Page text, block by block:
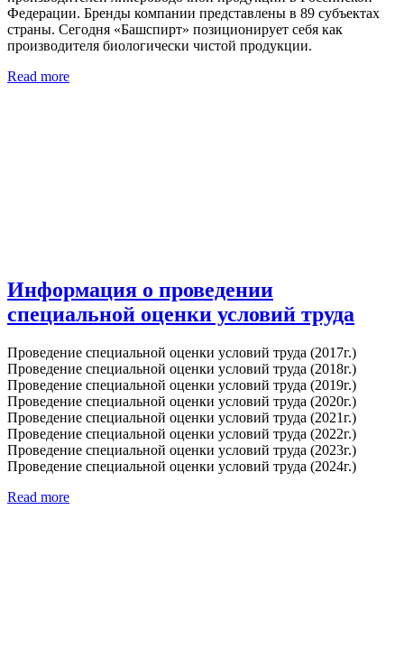
Федерации. Бренды компании представлены в 89 субъектах
страны. Сегодня «Башспирт» позиционирует себя как
производителя биологически чистой продукции.
Read more
Информация о проведении
специальной оценки условий труда
Проведение специальной оценки условий труда (2017г.)
Проведение специальной оценки условий труда (2018г.)
Проведение специальной оценки условий труда (2019г.)
Проведение специальной оценки условий труда (2020г.)
Проведение специальной оценки условий труда (2021г.)
Проведение специальной оценки условий труда (2022г.)
Проведение специальной оценки условий труда (2023г.)
Проведение специальной оценки условий труда (2024г.)
Read more